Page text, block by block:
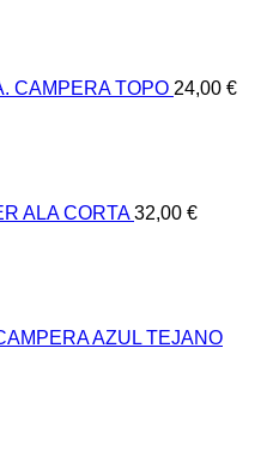
CAMPERA TOPO 24,00 €
ALA CORTA 32,00 €
AZUL TEJANO